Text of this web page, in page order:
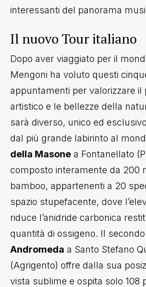
interessanti del panorama
Il nuovo Tour italiano
Dopo aver viaggiato per il
Mengoni ha voluto questi
appuntamenti per valorizzare il
artistico e le bellezze della
sarà diverso, unico ed
dal più grande labirinto al
della Masone a Fontanellato
composto interamente da 200
bamboo, appartenenti a 20
spazio stupefacente, dove
riduce l’anidride carbonica
quantità di ossigeno. Il
Andromeda a Santo Stefano
(Agrigento) offre dalla sua
vista sublime e ospita solo 108